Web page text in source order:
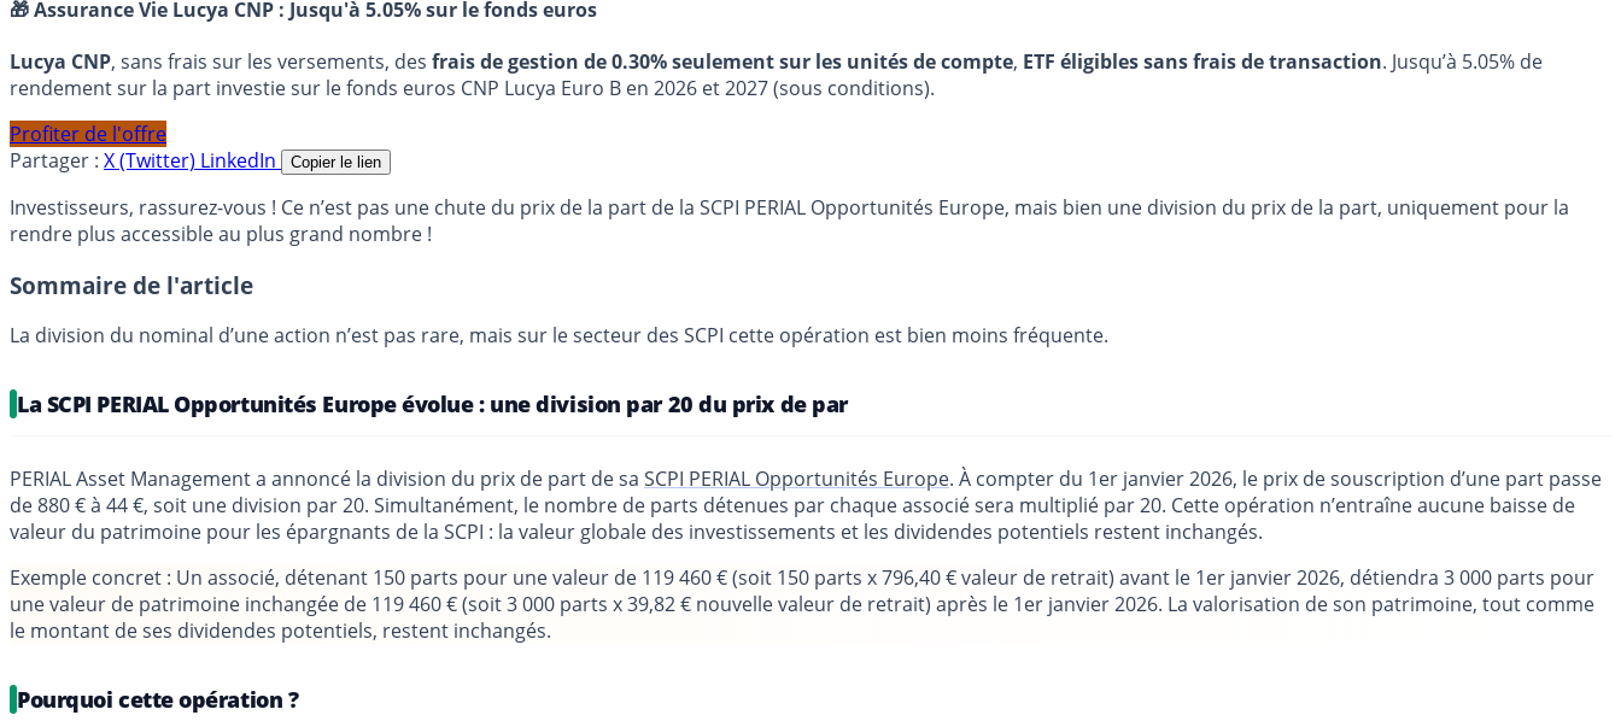
🎁 Assurance Vie Lucya CNP : Jusqu'à 5.05% sur le fonds euros
Lucya CNP, sans frais sur les versements, des frais de gestion de 0.30% seulement sur les unités de compte, ETF éligibles sans frais de transaction. Jusqu’à 5.05% de
rendement sur la part investie sur le fonds euros CNP Lucya Euro B en 2026 et 2027 (sous conditions).
Profiter de l'offre
Partager : X (Twitter) LinkedIn Copier le lien
Investisseurs, rassurez-vous ! Ce n’est pas une chute du prix de la part de la SCPI PERIAL Opportunités Europe, mais bien une division du prix de la part, uniquement pour la
rendre plus accessible au plus grand nombre !
Sommaire de l'article
La division du nominal d’une action n’est pas rare, mais sur le secteur des SCPI cette opération est bien moins fréquente.
La SCPI PERIAL Opportunités Europe évolue : une division par 20 du prix de par
PERIAL Asset Management a annoncé la division du prix de part de sa SCPI PERIAL Opportunités Europe. À compter du 1er janvier 2026, le prix de souscription d’une part passe
de 880 € à 44 €, soit une division par 20. Simultanément, le nombre de parts détenues par chaque associé sera multiplié par 20. Cette opération n’entraîne aucune baisse de
valeur du patrimoine pour les épargnants de la SCPI : la valeur globale des investissements et les dividendes potentiels restent inchangés.
Exemple concret : Un associé, détenant 150 parts pour une valeur de 119 460 € (soit 150 parts x 796,40 € valeur de retrait) avant le 1er janvier 2026, détiendra 3 000 parts pour
une valeur de patrimoine inchangée de 119 460 € (soit 3 000 parts x 39,82 € nouvelle valeur de retrait) après le 1er janvier 2026. La valorisation de son patrimoine, tout comme
le montant de ses dividendes potentiels, restent inchangés.
Pourquoi cette opération ?